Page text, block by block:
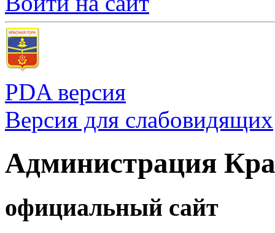
PDA версия
Версия для слабовидящих
Администрация
официальный сайт